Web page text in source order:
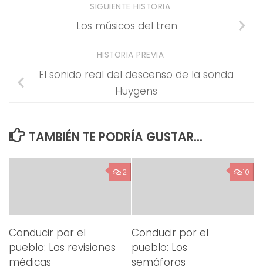
SIGUIENTE HISTORIA
Los músicos del tren
HISTORIA PREVIA
El sonido real del descenso de la sonda
Huygens
TAMBIÉN TE PODRÍA GUSTAR...
2
Conducir por el
pueblo: Las revisiones
médicas
10
Conducir por el
pueblo: Los
semáforos